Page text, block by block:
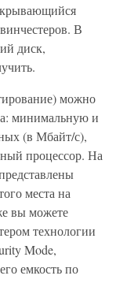
В
диск,
можно
минимальную и
(в Мбайт/с),
процессор. На
места на
вы можете
технологии
Mode,
емкость по